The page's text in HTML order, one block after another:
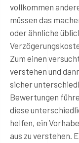
vollkommen
müssen das
oder ähnliche
Zum einen
verstehen und
sicher
Bewertungen
diese
helfen, ein
aus zu verstehen.